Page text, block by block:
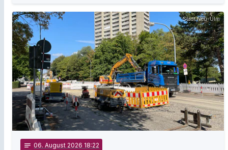
Stadt Neu-Ulm
notes 06. August 2026 18:22